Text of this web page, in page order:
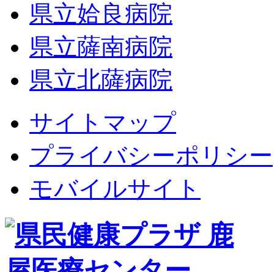
県立姶良病院
県立薩南病院
県立北薩病院
サイトマップ
プライバシーポリシー
モバイルサイト